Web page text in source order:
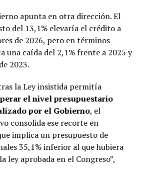
apunta en otra dirección. El
del 13,1% elevaría el crédito a
de 2026, pero en términos
una caída del 2,1% frente a 2025 y
2023.
la Ley insistida permitía
el nivel presupuestario
por el Gobierno, el
consolida ese recorte en
implica un presupuesto de
35,1% inferior al que hubiera
ley aprobada en el Congreso”,